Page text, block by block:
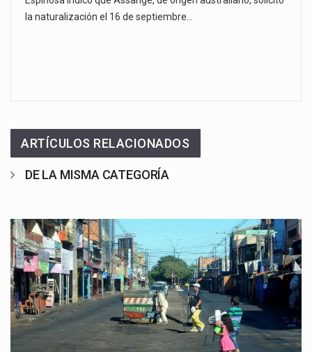
la naturalización el 16 de septiembre…
ARTÍCULOS RELACIONADOS
DE LA MISMA CATEGORÍA